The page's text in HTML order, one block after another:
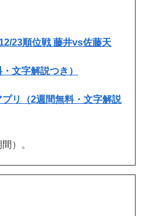
23順位戦 藤井vs佐藤天
文字解説つき）
リ（2週間無料・文字解説
）。